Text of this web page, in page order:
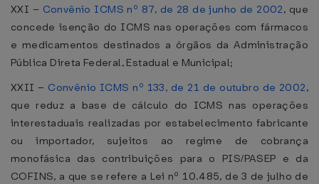
XXI – Convênio ICMS nº 87, de 28 de junho de 2002, que
concede isenção do ICMS nas operações com fármacos
e medicamentos destinados a órgãos da Administração
Pública Direta Federal, Estadual e Municipal;
XXII – Convênio ICMS nº 133, de 21 de outubro de 2002,
que reduz a base de cálculo do ICMS nas operações
interestaduais realizadas por estabelecimento fabricante
ou importador, sujeitos ao regime de cobrança
monofásica das contribuições para o PIS/PASEP e da
COFINS, a que se refere a Lei nº 10.485, de 3 de julho de